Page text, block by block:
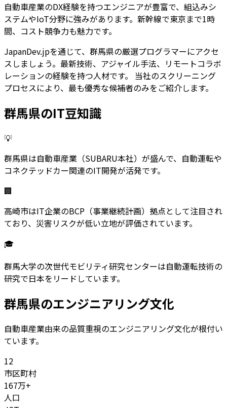
自動車産業のDX経験を持つエンジニアが豊富で、組込みシ
ステムやIoT分野に強みがあります。新幹線で東京まで1時
間、コスト競争力も魅力です。
JapanDev.jpを通じて、 群馬県の厳選プログラマーにアクセ
スしましょう。最新技術、アジャイル手法、リモートコラボ
レーションの経験を持つ人材です。 当社のスクリーニング
プロセスにより、最も優秀な候補者のみをご紹介します。
群馬県のIT豆知識
💡
群馬県は自動車産業（SUBARU本社）が盛んで、自動運転や
コネクテッドカー関連のIT開発が活発です。
🏢
高崎市はIT企業のBCP（事業継続計画）拠点として注目され
ており、災害リスクが低い立地が評価されています。
🎓
群馬大学の次世代モビリティ研究センターは自動運転技術の
研究で日本をリードしています。
群馬県のエンジニアリング文化
自動車産業由来の品質重視のエンジニアリング文化が根付い
ています。
12
市区町村
167万+
人口